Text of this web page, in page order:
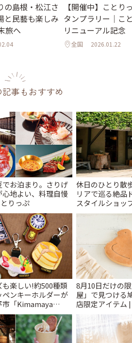
の島根・松江さ
と民藝も楽しみ
旅へ
【開催中】ことり
タンプラリー｜こ
リニューアル記念
全国 2026.01.22
記事もおすすめ
お泊まり。さりげ
心地よい、料理自慢
りっぷ
休日のひとり散
リアで巡る絶品
スタイルショッ
楽しい!約500種類
ペンキーホルダーが
市「Kimamaya
っぷ
8月10日だけの
屋」で見つける
店限定アイテム